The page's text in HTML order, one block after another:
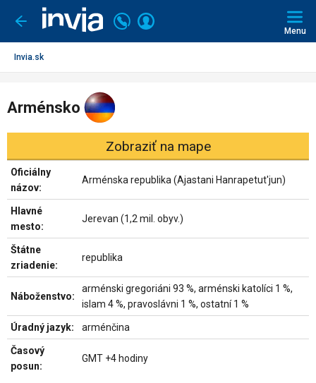
Ísť
späť
Volajte
+421
2
Prihlásiť
Menu
Invia.sk
Arménsko
Zobraziť na mape
Oficiálny
názov:
Arménska republika (Ajastani Hanrapetut'jun)
Hlavné
mesto:
Jerevan (1,2 mil. obyv.)
Štátne
zriadenie:
republika
Náboženstvo:
arménski gregoriáni 93 %, arménski katolíci 1 %,
islam 4 %, pravoslávni 1 %, ostatní 1 %
Úradný jazyk: arménčina
Časový
posun:
GMT +4 hodiny